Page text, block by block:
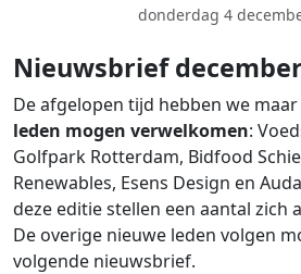
donderdag 4
Nieuwsbrief
De afgelopen tijd hebben we maar
leden mogen verwelkomen:
Golfpark Rotterdam, Bidfood
Renewables, Esens Design en
deze editie stellen een aantal zich
De overige nieuwe leden volgen
volgende nieuwsbrief.